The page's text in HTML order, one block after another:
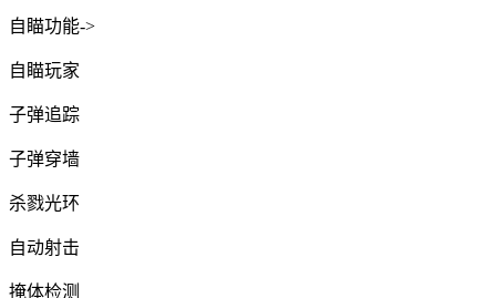
自瞄功能->
自瞄玩家
子弹追踪
子弹穿墙
杀戮光环
自动射击
掩体检测